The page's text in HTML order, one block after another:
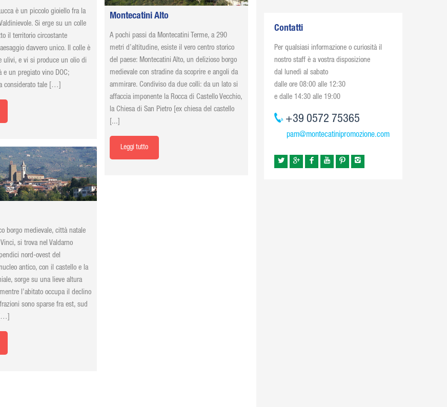
Montecatini Alto
A pochi passi da Montecatini Terme, a 290
metri d’altitudine, esiste il vero centro storico
del paese: Montecatini Alto, un delizioso borgo
medievale con stradine da scoprire e angoli da
ammirare. Condiviso da due colli: da un lato si
affaccia imponente la Rocca di Castello Vecchio,
la Chiesa di San Pietro [ex chiesa del castello
[...]
Leggi tutto
è un piccolo gioiello fra la
Si erge su un colle
il territorio circostante
davvero unico. Il colle è
ulivi, e vi si produce un olio di
e un pregiato vino DOC;
considerato tale […]
borgo medievale, città natale
si trova nel Valdarno
nord-ovest del
antico, con il castello e la
sorge su una lieve altura
l’abitato occupa il declino
sono sparse fra est, sud
Contatti
Per qualsiasi informazione o curiosità il
nostro staff è a vostra disposizione
dal lunedì al sabato
dalle ore 08:00 alle 12:30
e dalle 14:30 alle 19:00
+39 0572 75365
pam@montecatinipromozione.com